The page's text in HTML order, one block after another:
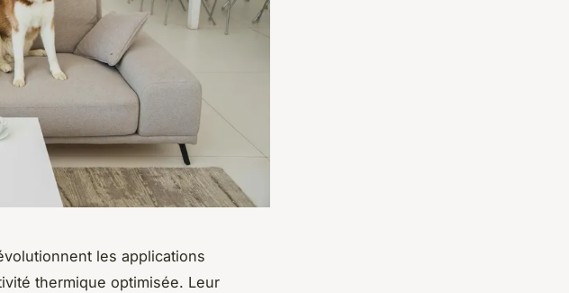
les applications
thermique optimisée. Leur